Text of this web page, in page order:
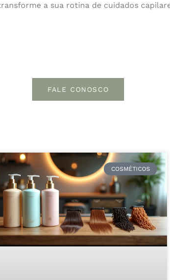
a sua rotina de cuidados
FALE CONOSCO
COSMÉTICOS